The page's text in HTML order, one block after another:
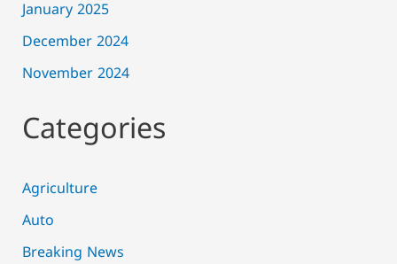
January 2025
December 2024
November 2024
Categories
Agriculture
Auto
Breaking News